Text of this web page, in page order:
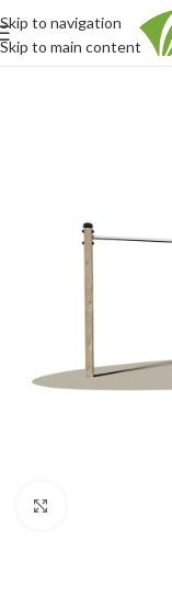
Skip to navigation
Skip to main content